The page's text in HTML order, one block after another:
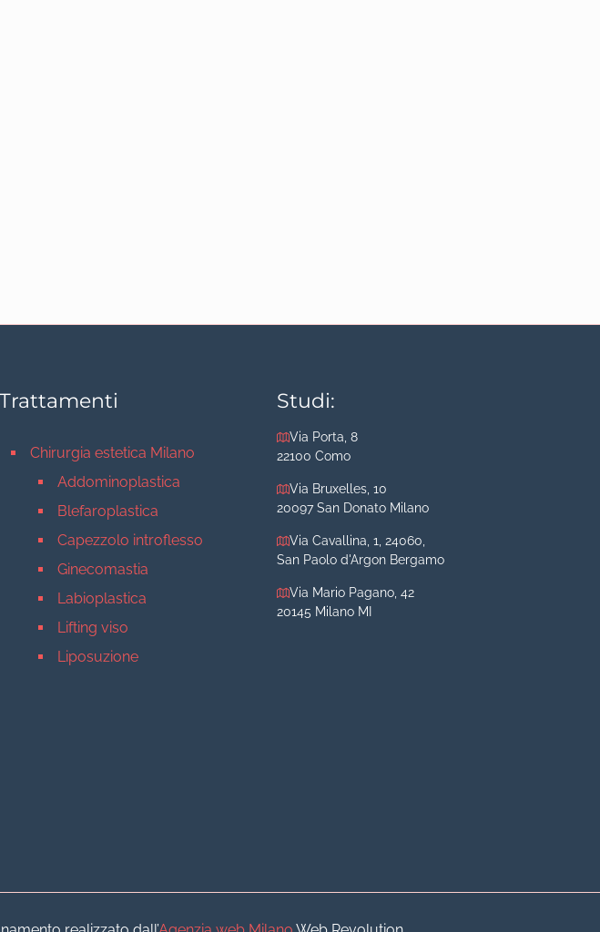
Trattamenti
Chirurgia estetica Milano
Addominoplastica
Blefaroplastica
Capezzolo introflesso
Ginecomastia
Labioplastica
Lifting viso
Liposuzione
Aumento labbra
Botulino
Studi:
Via Porta, 8
22100 Como
Via Bruxelles, 10
20097 San Donato Milano
Via Cavallina, 1, 24060,
San Paolo d'Argon Bergamo
Via Mario Pagano, 42
20145 Milano MI